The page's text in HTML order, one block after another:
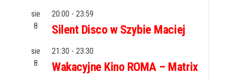
sie
8
20:00 - 23:59
Silent Disco w Szybie Maciej
sie
8
21:30 - 23:30
Wakacyjne Kino ROMA – Matrix